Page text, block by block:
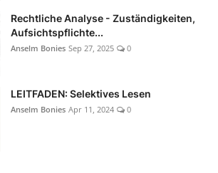
Rechtliche Analyse - Zuständigkeiten,
Aufsichtspflichte...
Anselm Bonies Sep 27, 2025 0
LEITFADEN: Selektives Lesen
Anselm Bonies Apr 11, 2024 0